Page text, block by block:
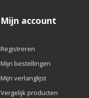
Mijn account
Registreren
Mijn bestellingen
Mijn verlanglijst
Vergelijk producten